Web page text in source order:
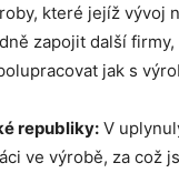
které jejíž vývoj
zapojit další
jak s
republiky: V
ve výrobě, za což